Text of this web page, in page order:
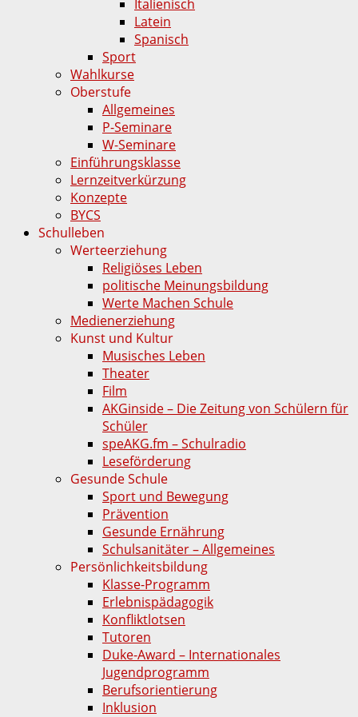
Italienisch
Latein
Spanisch
Sport
Wahlkurse
Oberstufe
Allgemeines
P-Seminare
W-Seminare
Einführungsklasse
Lernzeitverkürzung
Konzepte
BYCS
Schulleben
Werteerziehung
Religiöses Leben
politische Meinungsbildung
Werte Machen Schule
Medienerziehung
Kunst und Kultur
Musisches Leben
Theater
Film
AKGinside – Die Zeitung von Schülern für
Schüler
speAKG.fm – Schulradio
Leseförderung
Gesunde Schule
Sport und Bewegung
Prävention
Gesunde Ernährung
Schulsanitäter – Allgemeines
Persönlichkeitsbildung
Klasse-Programm
Erlebnispädagogik
Konfliktlotsen
Tutoren
Duke-Award – Internationales
Jugendprogramm
Berufsorientierung
Inklusion